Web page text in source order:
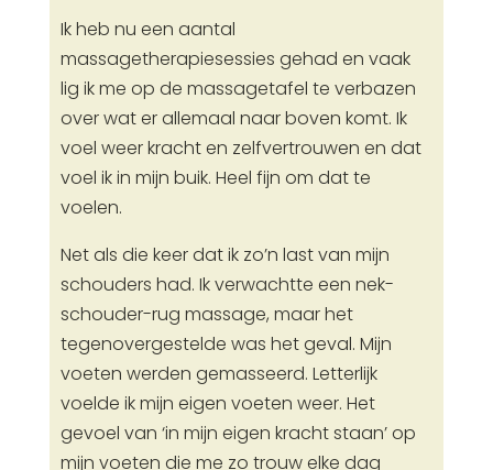
Ik heb nu een aantal
massagetherapiesessies gehad en vaak
lig ik me op de massagetafel te verbazen
over wat er allemaal naar boven komt. Ik
voel weer kracht en zelfvertrouwen en dat
voel ik in mijn buik. Heel fijn om dat te
voelen.
Net als die keer dat ik zo’n last van mijn
schouders had. Ik verwachtte een nek-
schouder-rug massage, maar het
tegenovergestelde was het geval. Mijn
voeten werden gemasseerd. Letterlijk
voelde ik mijn eigen voeten weer. Het
gevoel van ‘in mijn eigen kracht staan’ op
mijn voeten die me zo trouw elke dag